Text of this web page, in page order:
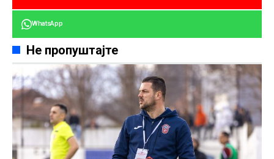
WhatsApp
Не пропуштајте